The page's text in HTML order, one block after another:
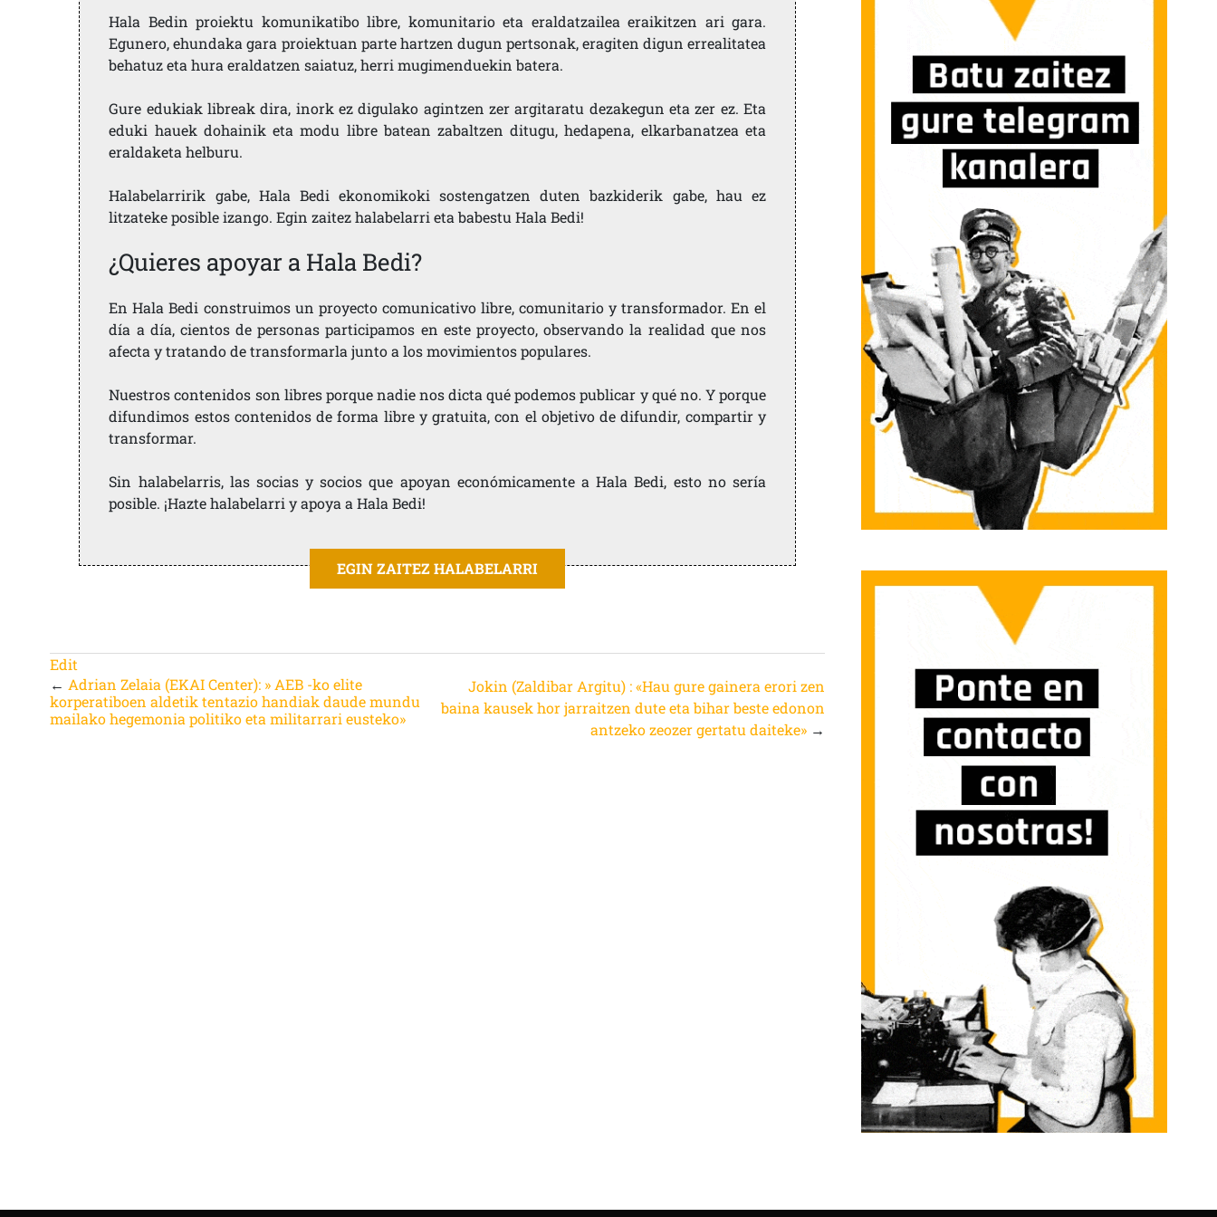
Hala Bedin proiektu komunikatibo libre, komunitario eta eraldatzailea eraikitzen ari gara.
Egunero, ehundaka gara proiektuan parte hartzen dugun pertsonak, eragiten digun errealitatea
behatuz eta hura eraldatzen saiatuz, herri mugimenduekin batera.
Gure edukiak libreak dira, inork ez digulako agintzen zer argitaratu dezakegun eta zer ez. Eta
eduki hauek dohainik eta modu libre batean zabaltzen ditugu, hedapena, elkarbanatzea eta
eraldaketa helburu.
Halabelarririk gabe, Hala Bedi ekonomikoki sostengatzen duten bazkiderik gabe, hau ez
litzateke posible izango. Egin zaitez halabelarri eta babestu Hala Bedi!
¿Quieres apoyar a Hala Bedi?
En Hala Bedi construimos un proyecto comunicativo libre, comunitario y transformador. En el
día a día, cientos de personas participamos en este proyecto, observando la realidad que nos
afecta y tratando de transformarla junto a los movimientos populares.
Nuestros contenidos son libres porque nadie nos dicta qué podemos publicar y qué no. Y porque
difundimos estos contenidos de forma libre y gratuita, con el objetivo de difundir, compartir y
transformar.
Sin halabelarris, las socias y socios que apoyan económicamente a Hala Bedi, esto no sería
posible. ¡Hazte halabelarri y apoya a Hala Bedi!
EGIN ZAITEZ HALABELARRI
Edit
←Adrian Zelaia (EKAI Center): » AEB -ko elite
korperatiboen aldetik tentazio handiak daude mundu
mailako hegemonia politiko eta militarrari eusteko»
Jokin (Zaldibar Argitu) : «Hau gure gainera erori zen
baina kausek hor jarraitzen dute eta bihar beste edonon
antzeko zeozer gertatu daiteke»→